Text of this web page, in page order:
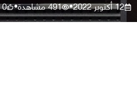
12 أكتوبر 2022 •
491مشاهدة•
0